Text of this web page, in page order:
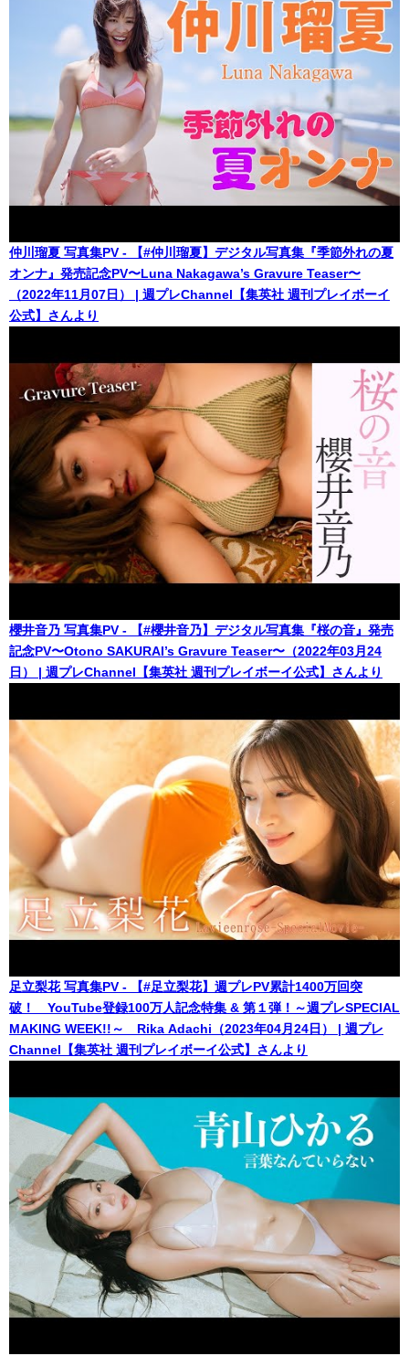
仲川瑠夏 写真集PV - 【#仲川瑠夏】デジタル写真集『季節外れの夏
オンナ』発売記念PV〜Luna Nakagawa’s Gravure Teaser〜
（2022年11月07日） | 週プレChannel【集英社 週刊プレイボーイ
公式】さんより
櫻井音乃 写真集PV - 【#櫻井音乃】デジタル写真集『桜の音』発売
記念PV〜Otono SAKURAI’s Gravure Teaser〜（2022年03月24
日） | 週プレChannel【集英社 週刊プレイボーイ公式】さんより
足立梨花 写真集PV - 【#足立梨花】週プレPV累計1400万回突
破！ YouTube登録100万人記念特集 & 第１弾！～週プレSPECIAL
MAKING WEEK!!～ Rika Adachi（2023年04月24日） | 週プレ
Channel【集英社 週刊プレイボーイ公式】さんより